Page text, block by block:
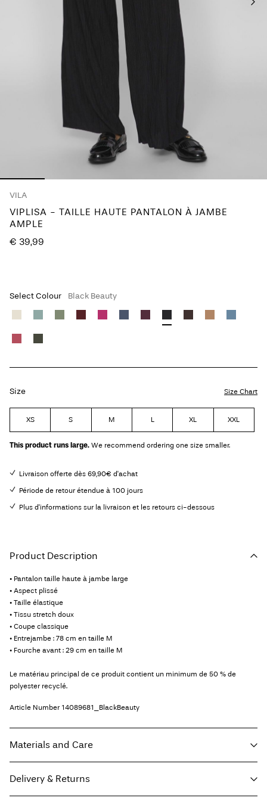
VILA
VIPLISA - TAILLE HAUTE PANTALON À JAMBE
AMPLE
€ 39,99
Select Colour Black Beauty
Size Size Chart
XS S M L XL XXL
This product runs large. We recommend ordering one size smaller.
Livraison offerte dès 69,90€ d'achat
Période de retour étendue à 100 jours
Plus d'informations sur la livraison et les retours ci-dessous
Product Description
• Pantalon taille haute à jambe large
• Aspect plissé
• Taille élastique
• Tissu stretch doux
• Coupe classique
• Entrejambe : 78 cm en taille M
• Fourche avant : 29 cm en taille M
Le matériau principal de ce produit contient un minimum de 50 % de
polyester recyclé.
Article Number 14089681_BlackBeauty
Materials and Care
Delivery & Returns